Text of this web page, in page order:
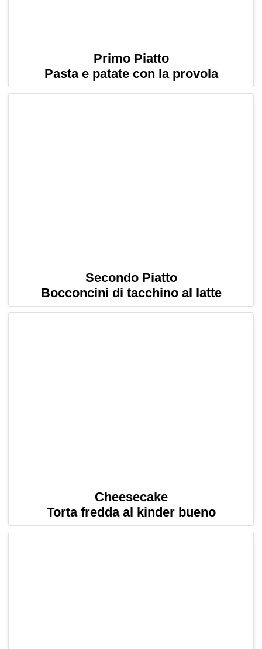
Primo Piatto
Pasta e patate con la provola
Secondo Piatto
Bocconcini di tacchino al latte
Cheesecake
Torta fredda al kinder bueno